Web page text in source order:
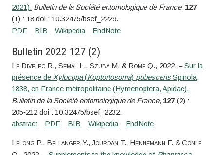
2021). Bulletin de la Société entomologique de France, 127
(1) : 18 doi : 10.32475/bsef_2229.
Bulletin 2022-127 (2)
Le DivelecR., Semal L., SzubaM. & RomeQ., 2022. –Sur la
présence de Xylocopa(Koptortosoma) pubescensSpinola,
1838, en France métropolitaine (Hymenoptera, Apidae).
Bulletin de la Société entomologique de France, 127(2) :
205‑212 doi : 10.32475/bsef_2232.
Lelong P., Bellanger Y., Jourdan T., Hennemann F. & Conle